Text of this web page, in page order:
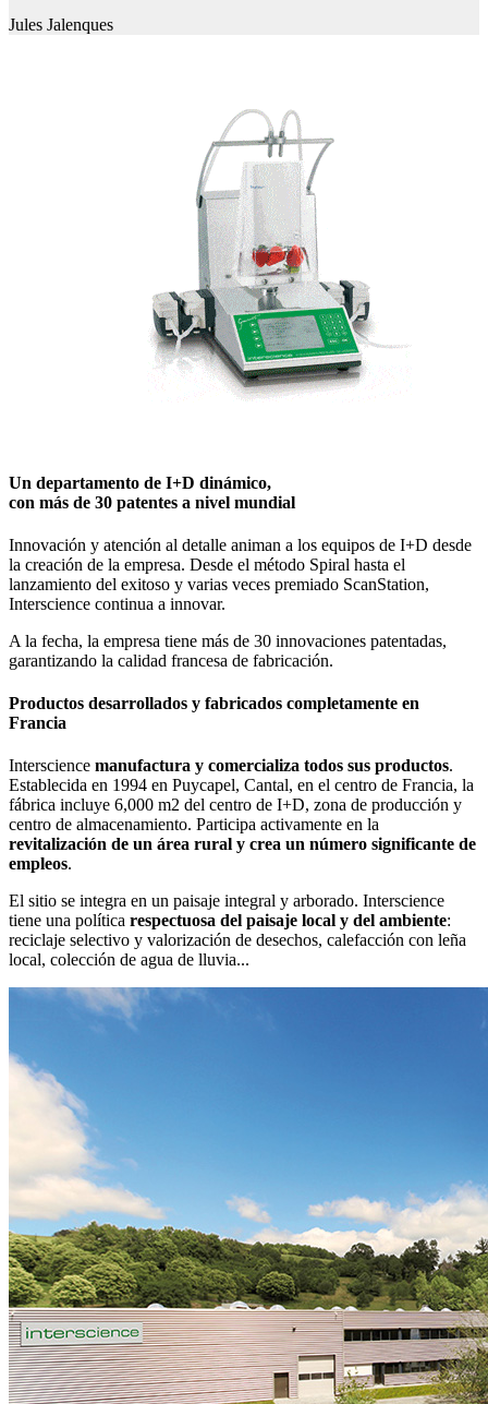
Jules Jalenques
Un departamento de I+D dinámico,
con más de 30 patentes a nivel mundial
Innovación y atención al detalle animan a los equipos de I+D desde
la creación de la empresa. Desde el método Spiral hasta el
lanzamiento del exitoso y varias veces premiado ScanStation,
Interscience continua a innovar.
A la fecha, la empresa tiene más de 30 innovaciones patentadas,
garantizando la calidad francesa de fabricación.
Productos desarrollados y fabricados completamente en
Francia
Interscience manufactura y comercializa todos sus productos.
Establecida en 1994 en Puycapel, Cantal, en el centro de Francia, la
fábrica incluye 6,000 m2 del centro de I+D, zona de producción y
centro de almacenamiento. Participa activamente en la
revitalización de un área rural y crea un número significante de
empleos.
El sitio se integra en un paisaje integral y arborado. Interscience
tiene una política respectuosa del paisaje local y del ambiente:
reciclaje selectivo y valorización de desechos, calefacción con leña
local, colección de agua de lluvia...